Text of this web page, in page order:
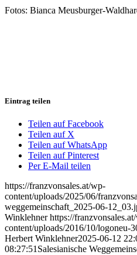
Fotos: Bianca Meusburger-
Eintrag teilen
Teilen auf Facebook
Teilen auf X
Teilen auf WhatsApp
Teilen auf Pinterest
Per E-Mail teilen
https://franzvonsales.at/wp-
content/uploads/2025/06/
weggemeinschaft_2025-06-
Winklehner https://
content/uploads/2016/10/logoneu-
Herbert Winklehner2025-06-12
08:27:51 Salesianische